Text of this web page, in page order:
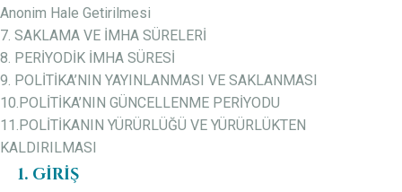
Anonim Hale Getirilmesi
7. SAKLAMA VE İMHA SÜRELERİ
8. PERİYODİK İMHA SÜRESİ
9. POLİTİKA’NIN YAYINLANMASI VE SAKLANMASI
10.POLİTİKA’NIN GÜNCELLENME PERİYODU
11.POLİTİKANIN YÜRÜRLÜĞÜ VE YÜRÜRLÜKTEN
KALDIRILMASI
1. GİRİŞ